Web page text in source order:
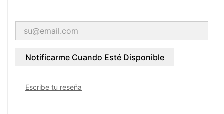
Notificarme Cuando Esté Disponible
Escribe tu reseña